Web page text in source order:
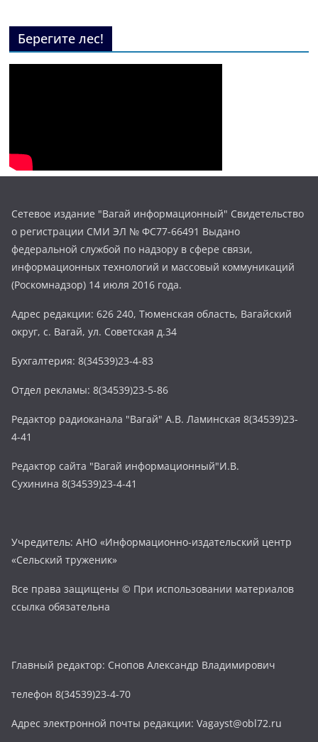
Берегите лес!
Сетевое издание "Вагай информационный" Свидетельство
о регистрации СМИ ЭЛ № ФС77-66491 Выдано
федеральной службой по надзору в сфере связи,
информационных технологий и массовый коммуникаций
(Роскомнадзор) 14 июля 2016 года.
Адрес редакции: 626 240, Тюменская область, Вагайский
округ, с. Вагай, ул. Советская д.34
Бухгалтерия: 8(34539)23-4-83
Отдел рекламы: 8(34539)23-5-86
Редактор радиоканала "Вагай" А.В. Ламинская 8(34539)23-
4-41
Редактор сайта "Вагай информационный"И.В.
Сухинина 8(34539)23-4-41
Учредитель: АНО «Информационно-издательский центр
«Сельский труженик»
Все права защищены © При использовании материалов
ссылка обязательна
Главный редактор: Снопов Александр Владимирович
телефон 8(34539)23-4-70
Адрес электронной почты редакции: Vagayst@obl72.ru